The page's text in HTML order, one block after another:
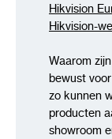
Hikvision
Hikvision-
Waarom
bewust
zo kunnen
producten
showroom